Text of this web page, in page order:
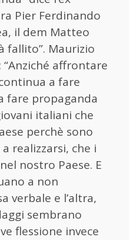
Pier Ferdinando
il dem Matteo
fallito”. Maurizio
affrontare
a fare
fare propaganda
italiani che
perchè sono
realizzarsi, che i
nostro Paese. E
a non
verbale e l’altra,
sembrano
flessione invece